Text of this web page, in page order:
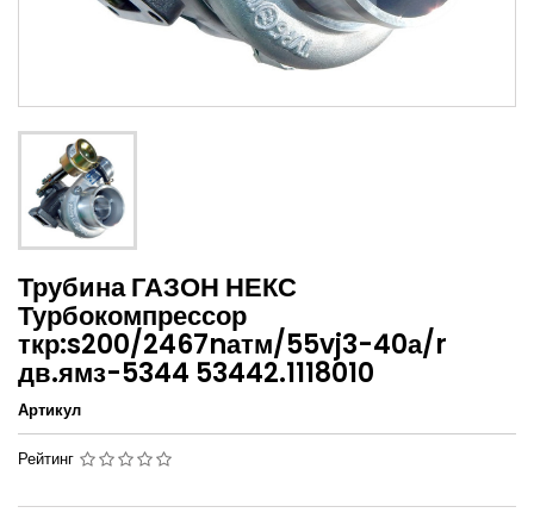
Трубина ГАЗОН НЕКС
Турбокомпрессор
ткр:s200/2467nатм/55vj3-40а/r
дв.ямз-5344 53442.1118010
Артикул
Рейтинг